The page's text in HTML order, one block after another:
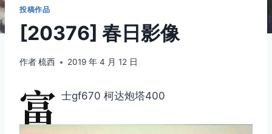
投稿作品
[20376] 春日影像
作者梳西 2019 年 4 月 12 日
富 士gf670 柯达炮塔400